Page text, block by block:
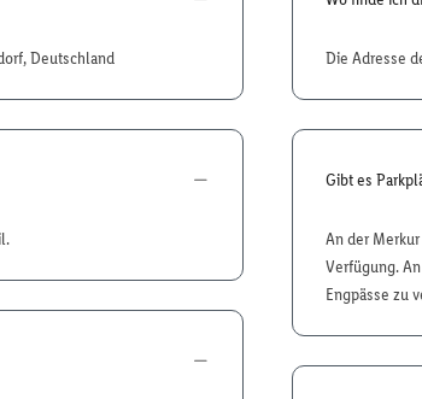
Deutschland Die Adresse
Gibt es
An der
Verfügung.
Engpässe zu